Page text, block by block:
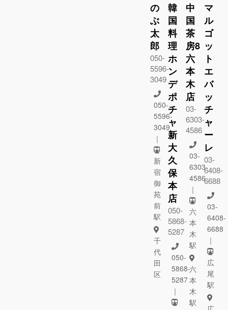
の
ぶ
太
郎
050-
5596-
3049
050-
5596-
3049
｜
新
宿
御
苑
前
駅
千
代
田
区
韓
国
料
理
ホ
ン
デ
ポ
チ
ャ
新
大
久
保
本
店
050-
5868-
5287
050-
5868-
5287
｜
中
国
茶
房8
六
本
木
店
03-
6303-
4586
03-
6303-
4586
｜
六
本
木
駅
六
本
木
駅
マ
ル
ゴ
ッ
ト
エ
バ
ッ
チ
ャ
ー
レ
03-
6408-
6688
03-
6408-
6688
｜
広
尾
駅